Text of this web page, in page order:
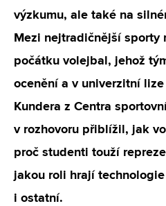
výzkumu, ale také na
Mezi nejtradičnější sporty
počátku volejbal, jehož
ocenění a v univerzitní
Kundera z Centra
v rozhovoru přiblížil, jak
proč studenti touží
jakou roli hrají
i ostatní.